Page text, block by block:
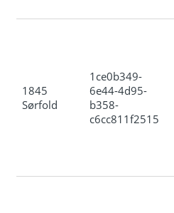
1845
Sørfold
1ce0b349-
6e44-4d95-
b358-
c6cc811f2515